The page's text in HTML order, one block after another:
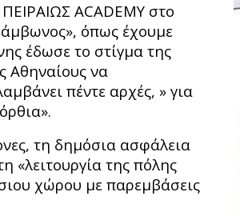
ACADEMY στο
άμβωνος», όπως έχουμε
έδωσε το στίγμα της
Αθηναίους να
πέντε αρχές, » για
τη δημόσια ασφάλεια
«λειτουργία της πόλης
χώρου με παρεμβάσεις